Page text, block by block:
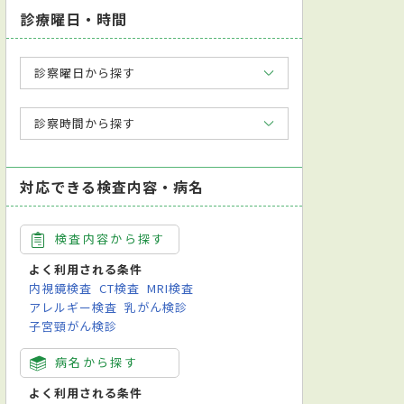
診療曜日・時間
診察曜日から探す
診察時間から探す
対応できる検査内容・病名
検査内容から探す
よく利用される条件
内視鏡検査 CT検査 MRI検査
アレルギー検査 乳がん検診
子宮頸がん検診
病名から探す
よく利用される条件